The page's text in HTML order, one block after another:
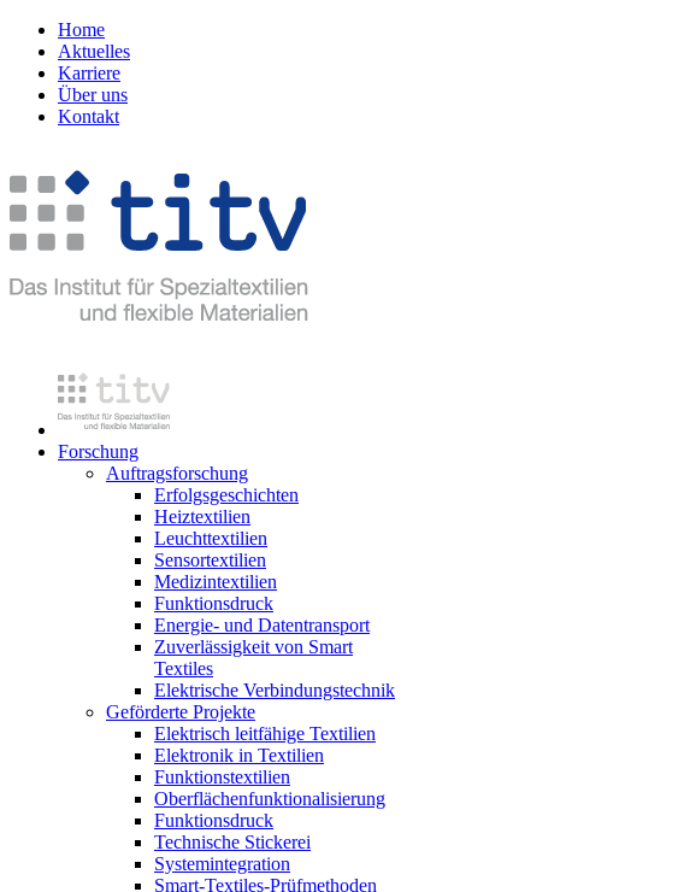
Home
Aktuelles
Karriere
Über uns
Kontakt
Forschung
Auftragsforschung
Erfolgsgeschichten
Heiztextilien
Leuchttextilien
Sensortextilien
Medizintextilien
Funktionsdruck
Energie- und Datentransport
Zuverlässigkeit von Smart
Textiles
Elektrische Verbindungstechnik
Geförderte Projekte
Elektrisch leitfähige Textilien
Elektronik in Textilien
Funktionstextilien
Oberflächenfunktionalisierung
Funktionsdruck
Technische Stickerei
Systemintegration
Smart-Textiles-Prüfmethoden